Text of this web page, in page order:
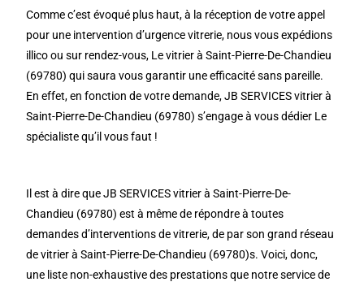
Comme c’est évoqué plus haut, à la réception de votre appel
pour une intervention d’urgence vitrerie, nous vous expédions
illico ou sur rendez-vous, Le vitrier à Saint-Pierre-De-Chandieu
(69780) qui saura vous garantir une efficacité sans pareille.
En effet, en fonction de votre demande, JB SERVICES vitrier à
Saint-Pierre-De-Chandieu (69780) s’engage à vous dédier Le
spécialiste qu’il vous faut !
Il est à dire que JB SERVICES vitrier à Saint-Pierre-De-
Chandieu (69780) est à même de répondre à toutes
demandes d’interventions de vitrerie, de par son grand réseau
de vitrier à Saint-Pierre-De-Chandieu (69780)s. Voici, donc,
une liste non-exhaustive des prestations que notre service de